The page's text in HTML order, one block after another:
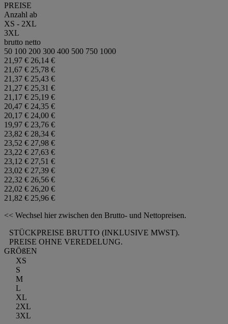
PREISE
Anzahl ab
XS - 2XL
3XL
brutto netto
50 100 200 300 400 500 750 1000
21,97 € 26,14 €
21,67 € 25,78 €
21,37 € 25,43 €
21,27 € 25,31 €
21,17 € 25,19 €
20,47 € 24,35 €
20,17 € 24,00 €
19,97 € 23,76 €
23,82 € 28,34 €
23,52 € 27,98 €
23,22 € 27,63 €
23,12 € 27,51 €
23,02 € 27,39 €
22,32 € 26,56 €
22,02 € 26,20 €
21,82 € 25,96 €
<< Wechsel hier zwischen den Brutto- und Nettopreisen.
STÜCKPREISE BRUTTO (INKLUSIVE MWST).
PREISE OHNE VEREDELUNG.
GRÖßEN
XS
S
M
L
XL
2XL
3XL